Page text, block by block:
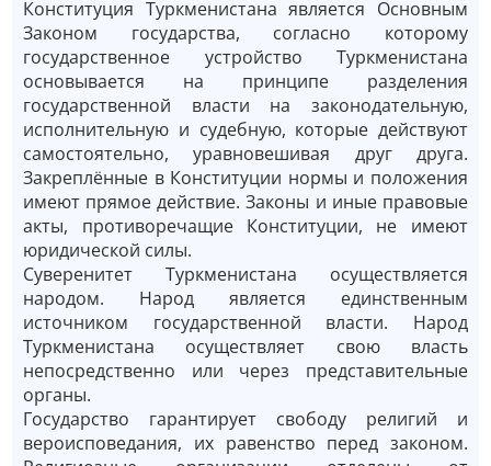
Конституция Туркменистана является Основным
Законом государства, согласно которому
государственное устройство Туркменистана
основывается на принципе разделения
государственной власти на законодательную,
исполнительную и судебную, которые действуют
самостоятельно, уравновешивая друг друга.
Закреплённые в Конституции нормы и положения
имеют прямое действие. Законы и иные правовые
акты, противоречащие Конституции, не имеют
юридической силы.
Суверенитет Туркменистана осуществляется
народом. Народ является единственным
источником государственной власти. Народ
Туркменистана осуществляет свою власть
непосредственно или через представительные
органы.
Государство гарантирует свободу религий и
вероисповедания, их равенство перед законом.